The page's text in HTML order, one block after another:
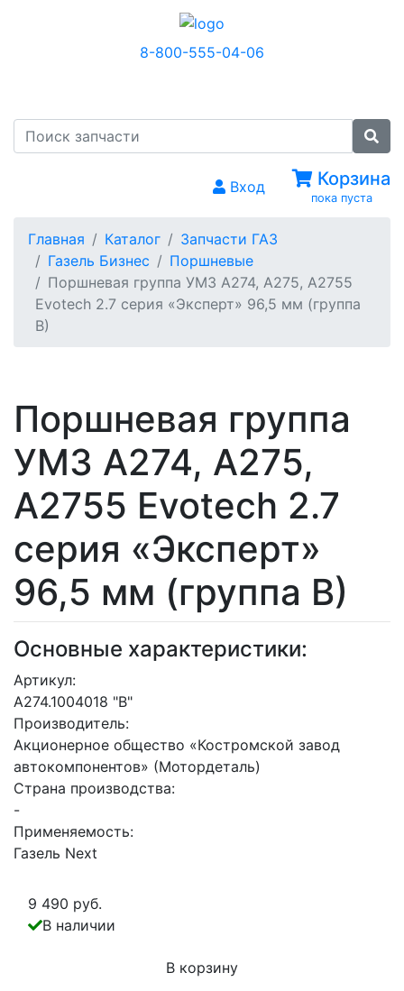
8-800-555-04-06
Вход Корзина
пока пуста
Главная Каталог
Запчасти ГАЗ
Газель Бизнес
Поршневые
Поршневая группа УМЗ А274, А275, А2755
Evotech 2.7 серия «Эксперт» 96,5 мм (группа
В)
Поршневая группа
УМЗ А274, А275,
А2755 Evotech 2.7
серия «Эксперт»
96,5 мм (группа В)
Основные характеристики:
Артикул:
А274.1004018 "В"
Производитель:
Акционерное общество «Костромской завод
автокомпонентов» (Мотордеталь)
Страна производства:
-
Применяемость:
Газель Next
9 490 руб.
В наличии
В корзину